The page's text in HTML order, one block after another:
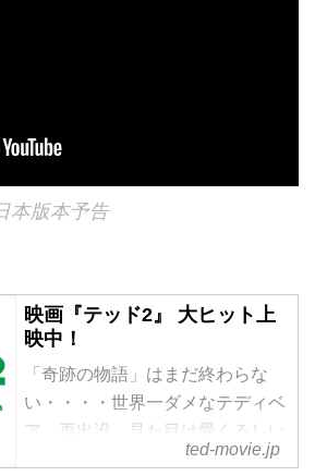
本版本予告
映画『テッド2』 大ヒット上
映中！
「奇跡の物語」はまだ終わらな
い・・・・世界一ダメなテディベ
ア、再出没。見た目は愛くるしい
テディベア、でも中身は下品な中
ted-movie.jp